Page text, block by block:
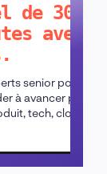
de 30
avec
senior pour
à avancer plus
tech, cloud
un appel